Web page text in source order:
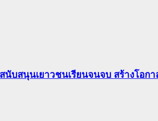
สนุนเยาวชนเรียนจนจบ สร้างโอกา